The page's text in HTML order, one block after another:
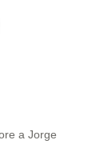
a Jorge